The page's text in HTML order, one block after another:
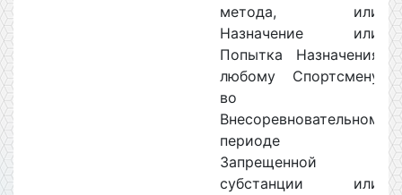
метода, или
Назначение или
Попытка Назначения
любому Спортсмену
во
Внесоревновательном
периоде
Запрещенной
субстанции или